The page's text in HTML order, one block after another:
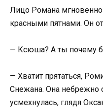
Лицо Романа
красными пятнами. Он
— Ксюша? А ты почему
— Хватит прятаться,
Снежана. Она небрежно
усмехнулась, глядя